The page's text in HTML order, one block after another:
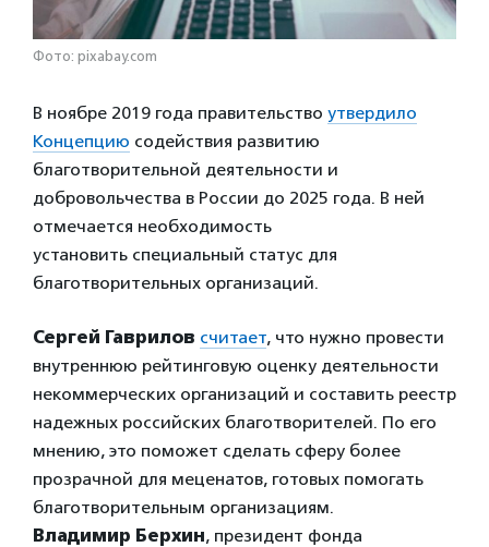
Фото: pixabay.com
В ноябре 2019 года правительство утвердило
Концепцию содействия развитию
благотворительной деятельности и
добровольчества в России до 2025 года. В ней
отмечается необходимость
установить специальный статус для
благотворительных организаций.
Сергей Гаврилов считает, что нужно провести
внутреннюю рейтинговую оценку деятельности
некоммерческих организаций и составить реестр
надежных российских благотворителей. По его
мнению, это поможет сделать сферу более
прозрачной для меценатов, готовых помогать
благотворительным организациям.
Владимир Берхин, президент фонда